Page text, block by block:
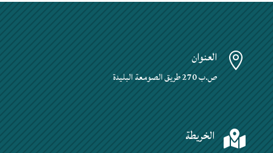
 العنوان
ص.ب 270 طريق الصومعة البليدة
 الخريطة